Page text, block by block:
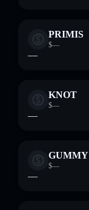
PRIMIS
$—
—
KNOT
$—
—
GUMMY
$—
—